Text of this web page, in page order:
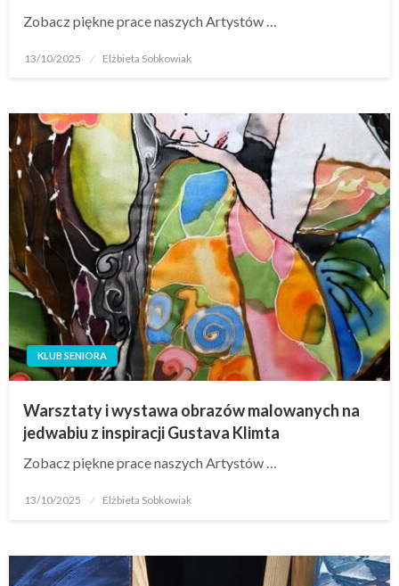
Zobacz piękne prace naszych Artystów …
13/10/2025 Elżbieta Sobkowiak
KLUB SENIORA
Warsztaty i wystawa obrazów malowanych na
jedwabiu z inspiracji Gustava Klimta
Zobacz piękne prace naszych Artystów …
13/10/2025 Elżbieta Sobkowiak